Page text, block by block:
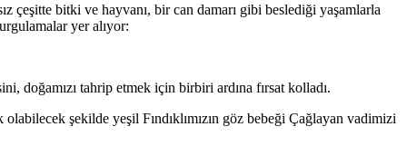
çeşitte bitki ve hayvanı, bir can damarı gibi beslediği yaşamlarla
yer alıyor:
doğamızı tahrip etmek için birbiri ardına fırsat kolladı.
şekilde yeşil Fındıklımızın göz bebeği Çağlayan vadimizi